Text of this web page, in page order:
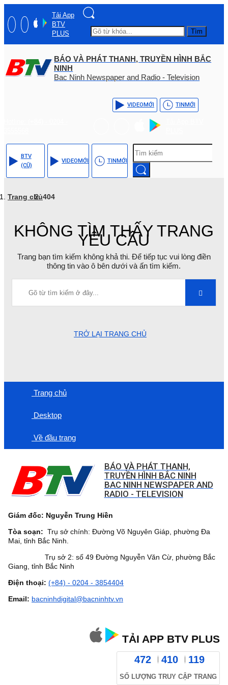
Tải App
BTV
PLUS
Tìm
BÁO VÀ PHÁT THANH, TRUYỀN HÌNH BẮC
NINH
Bac Ninh Newspaper and Radio - Television
VIDEOMỚI TINMỚI
BTV
(CŨ)
VIDEOMỚI TINMỚI
Trang chủ404
KHÔNG TÌM THẤY TRANG
YÊU CẦU
Trang bạn tìm kiếm không khả thi. Để tiếp tục vui lòng điền
thông tin vào ô bên dưới và ấn tìm kiếm.
TRỞ LẠI TRANG CHỦ
Trang chủ
Desktop
Về đầu trang
BÁO VÀ PHÁT THANH,
TRUYỀN HÌNH BẮC NINH
BAC NINH NEWSPAPER AND
RADIO - TELEVISION
Giám đốc: Nguyễn Trung Hiền
Tòa soạn: Trụ sở chính: Đường Võ Nguyên Giáp, phường Đa
Mai, tỉnh Bắc Ninh.
Trụ sở 2: số 49 Đường Nguyễn Văn Cừ, phường Bắc
Giang, tỉnh Bắc Ninh
Điện thoại: (+84) - 0204 - 3854404
Email: bacninhdigital@bacninhtv.vn
TẢI APP BTV PLUS
472 410 119
SỐ LƯỢNG TRUY CẬP TRANG